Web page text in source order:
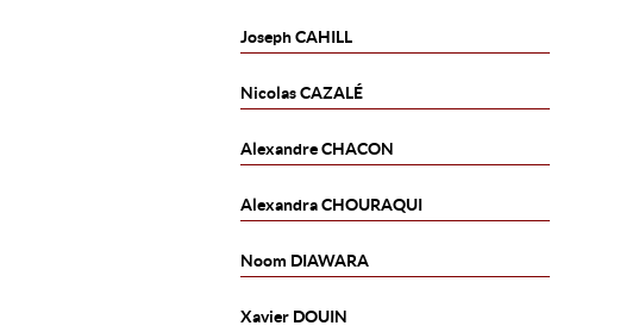
JosephCAHILL
NicolasCAZALÉ
AlexandreCHACON
AlexandraCHOURAQUI
Noom DIAWARA
Xavier DOUIN